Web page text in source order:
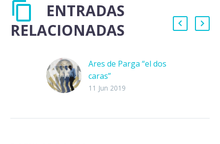
ENTRADAS
RELACIONADAS
Ares de Parga “el dos
caras”
«El equipo está
11 Jun 2019